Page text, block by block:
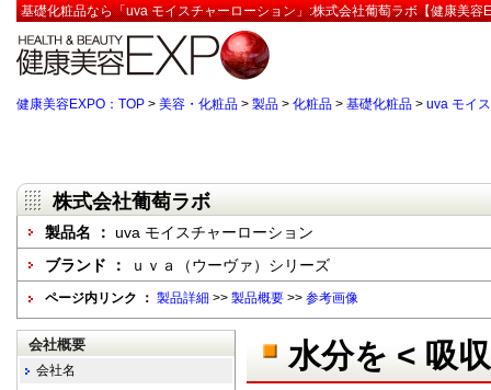
基礎化粧品なら「uva モイスチャーローション」:株式会社葡萄ラボ【健康美容
健康美容EXPO：TOP > 美容・化粧品 > 製品 > 化粧品 > 基礎化粧品 > uva モイ
株式会社葡萄ラボ
製品名 ： uva モイスチャーローション
ブランド ：
ｕｖａ（ウーヴァ）シリーズ
ページ内リンク ： 製品詳細 >> 製品概要 >> 参考画像
水分を < 吸
会社概要
会社名